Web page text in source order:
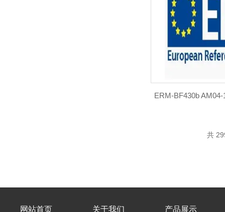
ERM-BF430b
共
网站首页 关于我们 产品展示